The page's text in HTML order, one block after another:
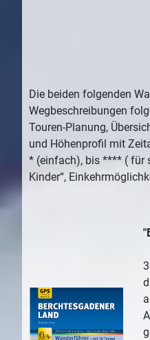
Die beiden folgenden
Wegbeschreibungen
Touren-Planung,
und Höhenprofil mit
* (einfach), bis **** ( für
Kinder“,